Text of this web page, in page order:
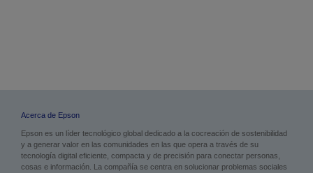
Acerca de Epson
Epson es un líder tecnológico global dedicado a la cocreación de sostenibilidad
y a generar valor en las comunidades en las que opera a través de su
tecnología digital eficiente, compacta y de precisión para conectar personas,
cosas e información. La compañía se centra en solucionar problemas sociales